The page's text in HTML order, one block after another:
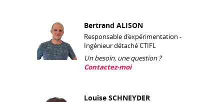
Bertrand ALISON
Responsable d’expérimentation -
Ingénieur détaché CTIFL
Un besoin, une question ?
Contactez-moi
Louise SCHNEYDER